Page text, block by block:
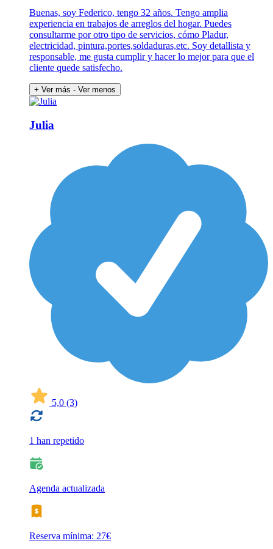
Buenas, soy Federico, tengo 32 años. Tengo amplia
experiencia en trabajos de arreglos del hogar. Puedes
consultarme por otro tipo de servicios, cómo Pladur,
electricidad, pintura,portes,soldaduras,etc. Soy detallista y
responsable, me gusta cumplir y hacer lo mejor para que el
cliente quede satisfecho.
+ Ver más - Ver menos
Julia
5,0 (3)
1 han repetido
Agenda actualizada
Reserva mínima: 27€